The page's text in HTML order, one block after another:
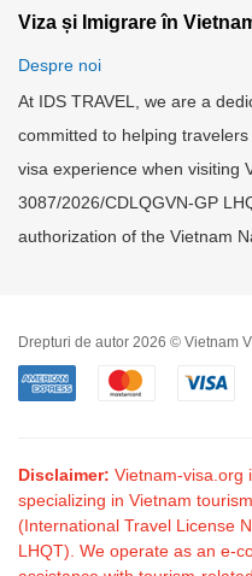
Viza și Imigrare în
Despre noi
At IDS TRAVEL, we are a
committed to helping
visa experience when visiting
3087/2026/CDLQGVN-GP
authorization of the Vietnam
Drepturi de autor 2026 © Vietnam
Disclaimer: Vietnam-visa.org
specializing in Vietnam
(International Travel License
LHQT). We operate as an e-